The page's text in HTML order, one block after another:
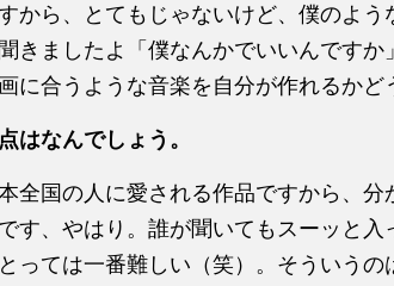
から、とてもじゃないけど、僕のよ
きましたよ「僕なんかでいいんですか
に合うような音楽を自分が作れるかど
はなんでしょう。
全国の人に愛される作品ですから、
す、やはり。誰が聞いてもスーッと
っては一番難しい（笑）。そういうの